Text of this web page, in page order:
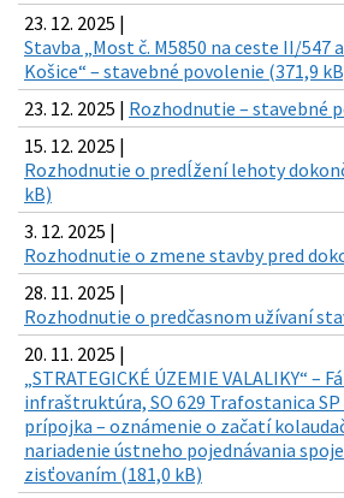
23. 12. 2025 |
Stavba „Most č. M5850 na ceste II/547
Košice“ – stavebné povolenie (371,9
23. 12. 2025 | Rozhodnutie – stavebné
15. 12. 2025 |
Rozhodnutie o predĺžení lehoty
kB)
3. 12. 2025 |
Rozhodnutie o zmene stavby pred
28. 11. 2025 |
Rozhodnutie o predčasnom užívaní
20. 11. 2025 |
„STRATEGICKÉ ÚZEMIE VALALIKY“ –
infraštruktúra, SO 629 Trafostanica SP
prípojka – oznámenie o začatí
nariadenie ústneho pojednávania
zisťovaním (181,0 kB)